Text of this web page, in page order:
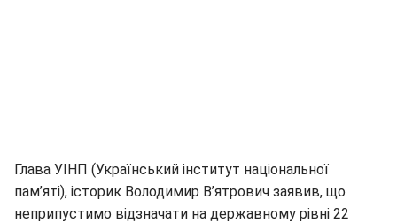
Глава УІНП (Український інститут національної
пам’яті), історик Володимир В’ятрович заявив, що
неприпустимо відзначати на державному рівні 22